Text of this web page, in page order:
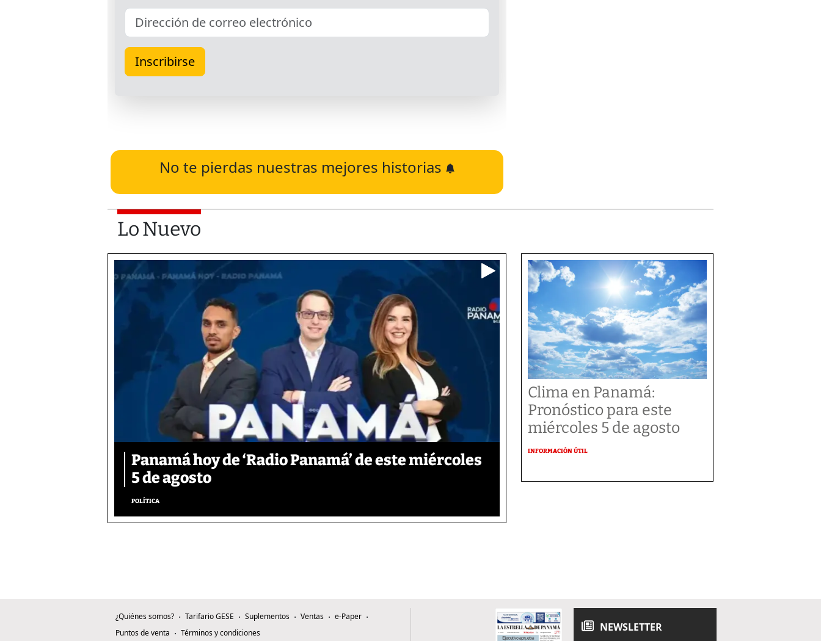
No te pierdas nuestras mejores historias
Lo Nuevo
Panamá hoy de ‘Radio Panamá’ de este miércoles
5 de agosto
POLÍTICA
Clima en Panamá:
Pronóstico para este
miércoles 5 de agosto
INFORMACIÓN ÚTIL
¿Quiénes somos? Tarifario GESE Suplementos Ventas
e-Paper
Puntos de venta
Términos y condiciones NEWSLETTER